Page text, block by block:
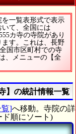
一覧表形式で表示
いて、全国には
カ寺の寺院があり
す。これは、長野
国市区町村での寺
、メニューの【全
】の統計情報一覧
覧]へ移動。寺院の詳
ド順にソート)